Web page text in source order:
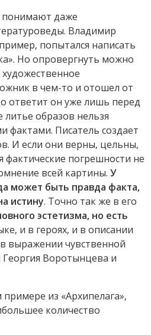
понимают даже
Владимир
попытался написать
Но опровергнуть можно
в чем-то и отошел от
ответит он уже лишь перед
образов нельзя
фактами. Писатель создает
И если они верны, цельны,
фактические погрешности не
всей картины. У
может быть правда факта,
истину. Точно так же в его
эстетизма, но есть
и в героях, и в описании
выражении чувственной
Воротынцева и
из «Архипелага»,
количество